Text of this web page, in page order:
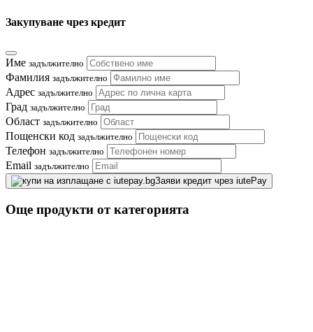
Закупуване чрез кредит
Име задължително
Фамилия задължително
Адрес задължително
Град задължително
Област задължително
Пощенски код задължително
Телефон задължително
Email задължително
Заяви кредит чрез iutePay
Още продукти от категорията